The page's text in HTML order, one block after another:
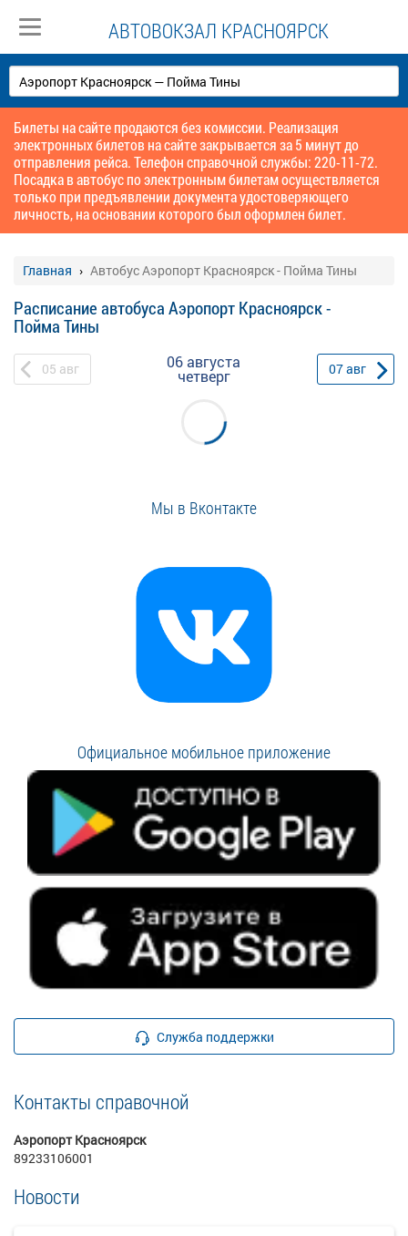
АВТОВОКЗАЛ КРАСНОЯРСК
Билеты на сайте продаются без комиссии. Реализация
электронных билетов на сайте закрывается за 5 минут до
отправления рейса. Телефон справочной службы: 220-11-72.
Посадка в автобус по электронным билетам осуществляется
только при предъявлении документа удостоверяющего
личность, на основании которого был оформлен билет.
Главная Автобус Аэропорт Красноярск - Пойма Тины
Расписание автобуса Аэропорт Красноярск -
Пойма Тины
05 авг 06 августа
четверг 07авг
Мы в Вконтакте
Официальное мобильное приложение
Служба поддержки
Контакты справочной
Аэропорт Красноярск
89233106001
Новости